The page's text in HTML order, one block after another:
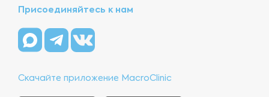
Присоединяйтесь к нам
Скачайте приложение MacroClinic